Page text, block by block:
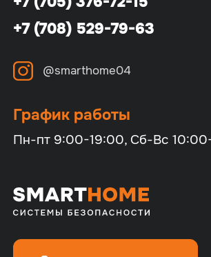
+7 (708) 529-79-63
@smarthome04
График работы
Пн-пт 9:00-19:00, Сб-Вс